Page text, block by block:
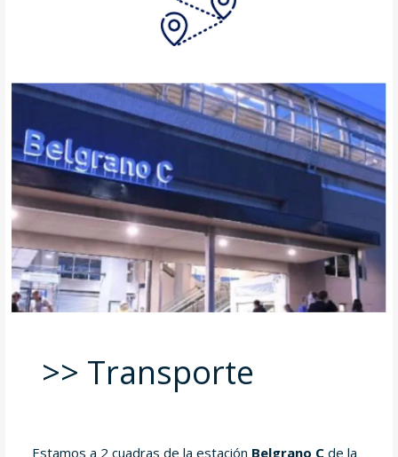
>> Transporte
Estamos a 2 cuadras de la estación Belgrano C de la